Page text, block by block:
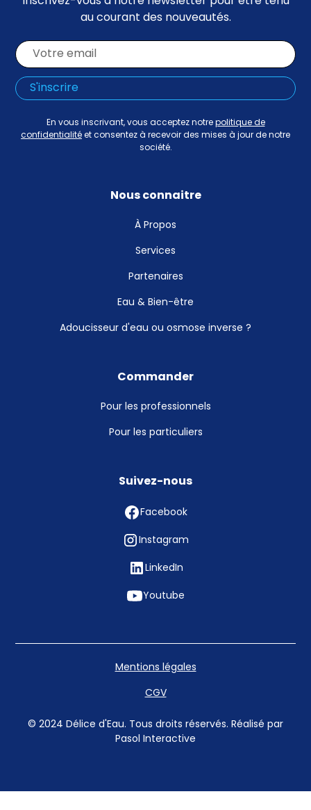
au courant des nouveautés.
En vous inscrivant, vous acceptez notre politique de
confidentialité et consentez à recevoir des mises à jour de notre
société.
Nous connaitre
À Propos
Services
Partenaires
Eau & Bien-être
Adoucisseur d'eau ou osmose inverse ?
Commander
Pour les professionnels
Pour les particuliers
Suivez-nous
Facebook
Instagram
LinkedIn
Youtube
© 2024 Délice d'Eau. Tous droits réservés. Réalisé par
Pasol Interactive
Mentions légales
CGV